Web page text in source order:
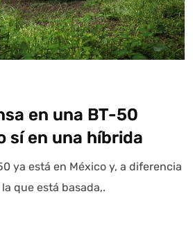
en una BT-50
sí en una híbrida
ya está en México y, a diferencia
que está basada,.
Autoanalítica optimiza